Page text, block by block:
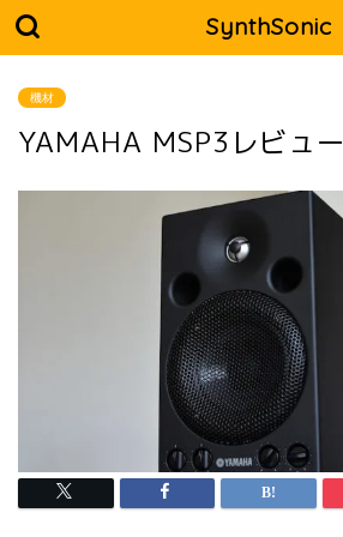
SynthSonic
機材
YAMAHA MSP3レビュー